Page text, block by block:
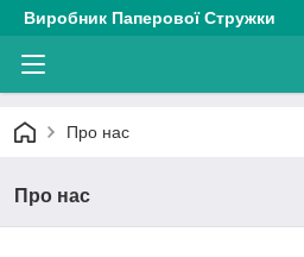
Виробник Паперової Стружки
Про нас
Про нас